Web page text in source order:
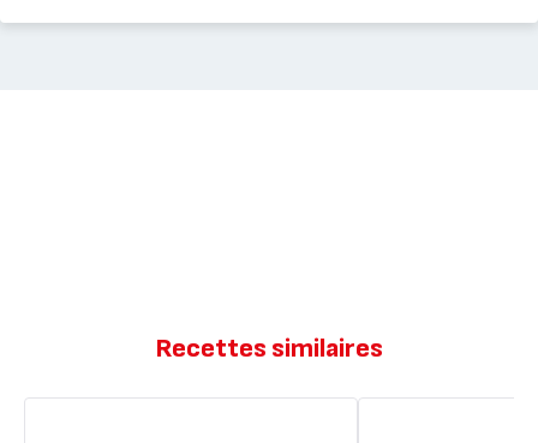
Recettes similaires